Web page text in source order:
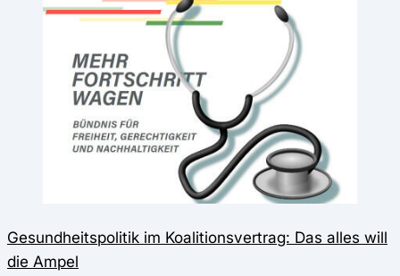
Gesundheitspolitik im Koalitionsvertrag: Das alles will
die Ampel